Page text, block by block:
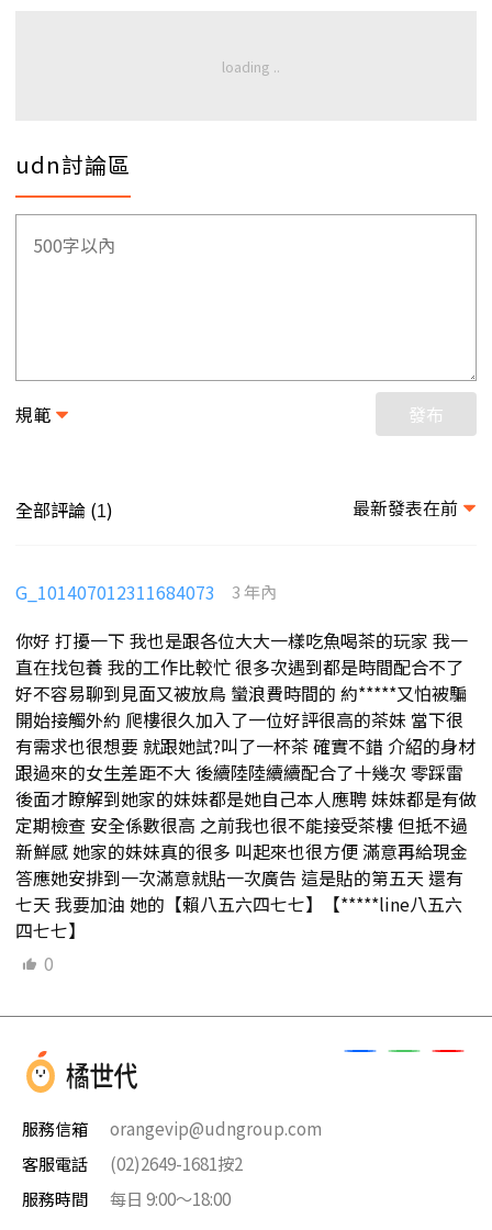
udn討論區
規範 發布
全部評論 (1) 最新發表在前
G_101407012311684073 3 年內
你好 打擾一下 我也是跟各位大大一樣吃魚喝茶的玩家 我一
直在找包養 我的工作比較忙 很多次遇到都是時間配合不了
好不容易聊到見面又被放鳥 蠻浪費時間的 約*****又怕被騙
開始接觸外約 爬樓很久加入了一位好評很高的茶妹 當下很
有需求也很想要 就跟她試?叫了一杯茶 確實不錯 介紹的身材
跟過來的女生差距不大 後續陸陸續續配合了十幾次 零踩雷
後面才瞭解到她家的妹妹都是她自己本人應聘 妹妹都是有做
定期檢查 安全係數很高 之前我也很不能接受茶樓 但抵不過
新鮮感 她家的妹妹真的很多 叫起來也很方便 滿意再給現金
答應她安排到一次滿意就貼一次廣告 這是貼的第五天 還有
七天 我要加油 她的【賴八五六四七七】【*****line八五六
四七七】
0
服務信箱
orangevip@udngroup.com
客服電話
(02)2649-1681按2
服務時間
每日 9:00～18:00